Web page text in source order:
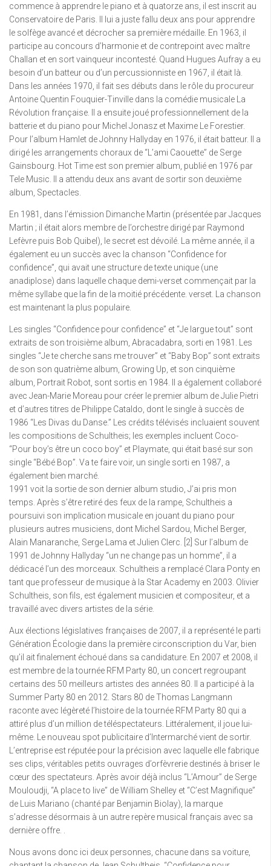
commence à apprendre le piano et à quatorze ans, il est inscrit au
Conservatoire de Paris. Il lui a juste fallu deux ans pour apprendre
le solfège avancé et décrocher sa première médaille. En 1963, il
participe au concours d’harmonie et de contrepoint avec maître
Challan et en sort vainqueur incontesté. Quand Hugues Aufray a eu
besoin d’un batteur ou d’un percussionniste en 1967, il était là.
Dans les années 1970, il fait ses débuts dans le rôle du procureur
Antoine Quentin Fouquier-Tinville dans la comédie musicale La
Révolution française. Il a ensuite joué professionnellement de la
batterie et du piano pour Michel Jonasz et Maxime Le Forestier.
Pour l’album Hamlet de Johnny Hallyday en 1976, il était batteur. Il a
dirigé les arrangements choraux de “L’ami Caouette” de Serge
Gainsbourg. Hot Time est son premier album, publié en 1976 par
Tele Music. Il a attendu deux ans avant de sortir son deuxième
album, Spectacles.
En 1981, dans l’émission Dimanche Martin (présentée par Jacques
Martin ; il était alors membre de l’orchestre dirigé par Raymond
Lefèvre puis Bob Quibel), le secret est dévoilé. La même année, il a
également eu un succès avec la chanson “Confidence for
confidence”, qui avait une structure de texte unique (une
anadiplose) dans laquelle chaque demi-verset commençait par la
même syllabe que la fin de la moitié précédente. verset. La chanson
est maintenant la plus populaire.
Les singles “Confidence pour confidence” et “Je largue tout” sont
extraits de son troisième album, Abracadabra, sorti en 1981. Les
singles “Je te cherche sans me trouver” et “Baby Bop” sont extraits
de son son quatrième album, Growing Up, et son cinquième
album, Portrait Robot, sont sortis en 1984. Il a également collaboré
avec Jean-Marie Moreau pour créer le premier album de Julie Pietri
et d’autres titres de Philippe Cataldo, dont le single à succès de
1986 “Les Divas du Danse.” Les crédits télévisés incluaient souvent
les compositions de Schultheis; les exemples incluent Coco-
“Pour boy’s être un coco boy” et Playmate, qui était basé sur son
single “Bébé Bop”. Va te faire voir, un single sorti en 1987, a
également bien marché.
1991 voit la sortie de son dernier album studio, J’ai pris mon
temps. Après s’être retiré des feux de la rampe, Schultheis a
poursuivi son implication musicale en jouant du piano pour
plusieurs autres musiciens, dont Michel Sardou, Michel Berger,
Alain Manaranche, Serge Lama et Julien Clerc. [2] Sur l’album de
1991 de Johnny Hallyday “un ne change pas un homme”, il a
dédicacé l’un des morceaux. Schultheis a remplacé Clara Ponty en
tant que professeur de musique à la Star Academy en 2003. Olivier
Schultheis, son fils, est également musicien et compositeur, et a
travaillé avec divers artistes de la série.
Aux élections législatives françaises de 2007, il a représenté le parti
Génération Écologie dans la première circonscription du Var, bien
qu’il ait finalement échoué dans sa candidature. En 2007 et 2008, il
est membre de la tournée RFM Party 80, un concert regroupant
certains des 50 meilleurs artistes des années 80. Il a participé à la
Summer Party 80 en 2012. Stars 80 de Thomas Langmann
raconte avec légèreté l’histoire de la tournée RFM Party 80 qui a
attiré plus d’un million de téléspectateurs. Littéralement, il joue lui-
même. Le nouveau spot publicitaire d’Intermarché vient de sortir.
L’entreprise est réputée pour la précision avec laquelle elle fabrique
ses clips, véritables petits ouvrages d’orfèvrerie destinés à briser le
cœur des spectateurs. Après avoir déjà inclus “L’Amour” de Serge
Mouloudji, “A place to live” de William Shelley et “C’est Magnifique”
de Luis Mariano (chanté par Benjamin Biolay), la marque
s’adresse désormais à un autre repère musical français avec sa
dernière offre. .
Nous avons donc ici deux personnes, chacune dans sa voiture,